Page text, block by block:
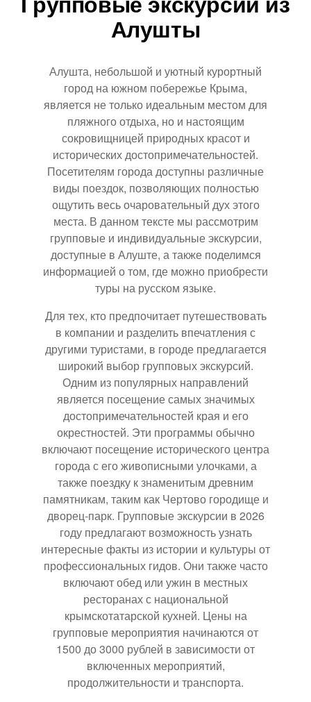
Алушты
Алушта, небольшой и уютный курортный
город на южном побережье Крыма,
является не только идеальным местом для
пляжного отдыха, но и настоящим
сокровищницей природных красот и
исторических достопримечательностей.
Посетителям города доступны различные
виды поездок, позволяющих полностью
ощутить весь очаровательный дух этого
места. В данном тексте мы рассмотрим
групповые и индивидуальные экскурсии,
доступные в Алуште, а также поделимся
информацией о том, где можно приобрести
туры на русском языке.
Для тех, кто предпочитает путешествовать
в компании и разделить впечатления с
другими туристами, в городе предлагается
широкий выбор групповых экскурсий.
Одним из популярных направлений
является посещение самых значимых
достопримечательностей края и его
окрестностей. Эти программы обычно
включают посещение исторического центра
города с его живописными улочками, а
также поездку к знаменитым древним
памятникам, таким как Чертово городище и
дворец-парк. Групповые экскурсии в 2026
году предлагают возможность узнать
интересные факты из истории и культуры от
профессиональных гидов. Они также часто
включают обед или ужин в местных
ресторанах с национальной
крымскотатарской кухней. Цены на
групповые мероприятия начинаются от
1500 до 3000 рублей в зависимости от
включенных мероприятий,
продолжительности и транспорта.